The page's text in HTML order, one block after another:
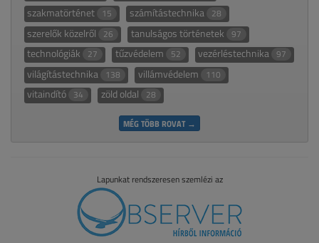
szakmatörténet 15 számítástechnika 28
szerelők közelről 26 tanulságos történetek 97
technológiák 27 tűzvédelem 52 vezérléstechnika 97
világítástechnika 138 villámvédelem 110
vitaindító 34 zöld oldal 28
MÉG TÖBB ROVAT →
Lapunkat rendszeresen szemlézi az